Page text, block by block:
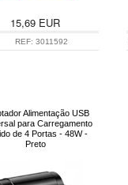
15,69 EUR
REF: 3011592
Alimentação USB
para Carregamento
de 4 Portas - 48W -
Preto